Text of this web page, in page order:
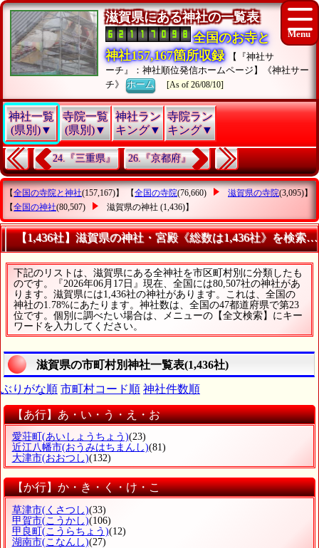
滋賀県にある神社の一覧表
全国のお寺と
神社157,167箇所収録
【『神社サ
ーチ』：神社順位発信ホームページ】《神社サー
チ》ホーム [As of 26/08/10]
神社一覧
(県別)▼
寺院一覧
(県別)▼
神社ラン
キング▼
寺院ラン
キング▼
24.『三重県』 26.『京都府』
【全国の寺院と神社(157,167)】 【全国の寺院(76,660) 滋賀県の寺院(3,095)】
【全国の神社(80,507) 滋賀県の神社 (1,436)】
【1,436社】滋賀県の神社・宮殿《総数は1,436社》を検索
下記のリストは、滋賀県にある全神社を市区町村別に分類したも
のです。『2026年06月17日』現在、全国には80,507社の神社があ
ります。滋賀県には1,436社の神社があります。これは、全国の
神社の1.78%にあたります。神社数は、全国の47都道府県で第23
位です。個別に調べたい場合は、メニューの【全文検索】にキー
ワードを入力してください。
滋賀県の市町村別神社一覧表(1,436社)
ぶりがな順 市町村コード順 神社件数順
【あ行】あ・い・う・え・お
愛荘町 (あいしょうちょう)(23)
近江八幡市(おうみはちまんし)(81)
大津市(おおつし)(132)
【か行】か・き・く・け・こ
草津市(くさつし)(33)
甲賀市(こうかし)(106)
甲良町(こうらちょう)(12)
湖南市(こなんし)(27)